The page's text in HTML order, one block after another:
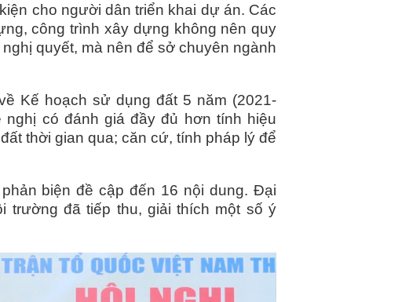
cho người dân triển khai dự án. Các
công trình xây dựng không nên quy
quyết, mà nên để sở chuyên ngành
Kế hoạch sử dụng đất 5 năm (2021-
nghị có đánh giá đầy đủ hơn tính hiệu
thời gian qua; căn cứ, tính pháp lý để
biện đề cập đến 16 nội dung. Đại
trường đã tiếp thu, giải thích một số ý
BÓNG ĐÈN RẠNG ĐÔNG
DÂY DÂN DỤNG, DÂY Ô TÔ, DÂY